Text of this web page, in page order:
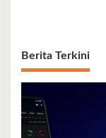
Berita Terkini